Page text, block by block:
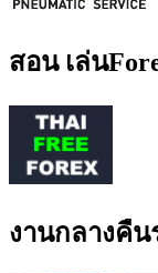
สอน เล่น
งานกลางคืน